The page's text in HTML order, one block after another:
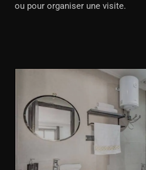
ou pour organiser une visite.